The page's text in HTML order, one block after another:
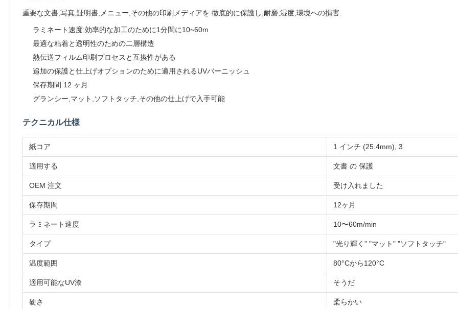
重要な文書,写真,証明書,メニュー,その他の印刷メディアを 徹底的に保護し,耐磨,湿度,環境への損害.
ラミネート速度:効率的な加工のために1分間に10~60m
最適な粘着と透明性のための二層構造
熱伝送フィルム印刷プロセスと互換性がある
追加の保護と仕上げオプションのために適用されるUVバーニッシュ
保存期間 12 ヶ月
グランシー,マット,ソフトタッチ,その他の仕上げで入手可能
テクニカル仕様
紙コア 1 インチ (25.4mm), 3
適用する 文書 の 保護
OEM 注文 受け入れました
保存期間 12ヶ月
ラミネート速度 10〜60m/min
タイプ "光り輝く" "マット" "ソフトタッチ"
温度範囲 80°Cから120°C
適用可能なUV漆 そうだ
硬さ 柔らかい